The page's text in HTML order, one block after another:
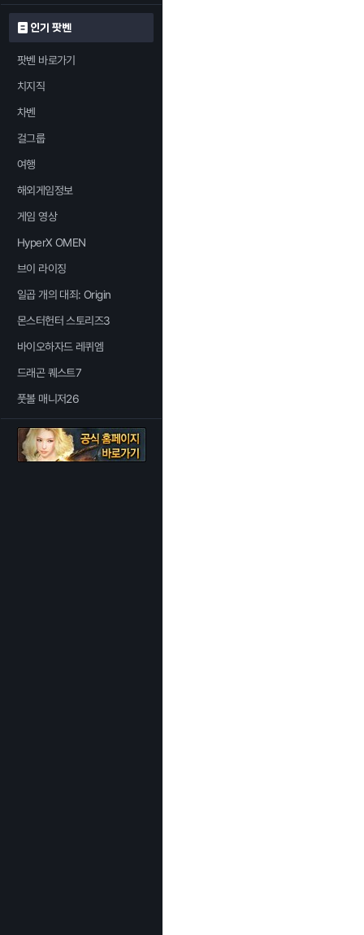
인기 팟벤
팟벤 바로가기
치지직
차벤
걸그룹
여행
해외게임정보
게임 영상
HyperX OMEN
브이 라이징
일곱 개의 대죄: Origin
몬스터헌터 스토리즈3
바이오하자드 레퀴엠
드래곤 퀘스트7
풋볼 매니저26